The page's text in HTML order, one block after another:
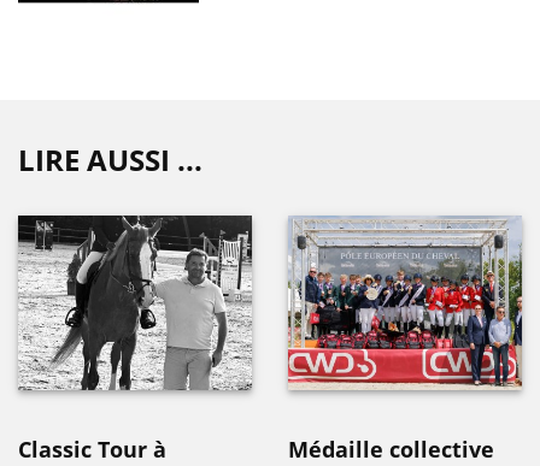
LIRE AUSSI ...
Classic Tour à
Médaille collective